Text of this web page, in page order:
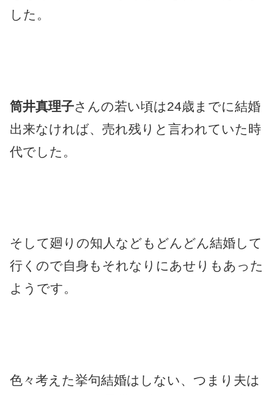
した。
筒井真理子さんの若い頃は24歳までに結婚
出来なければ、売れ残りと言われていた時
代でした。
そして廻りの知人などもどんどん結婚して
行くので自身もそれなりにあせりもあった
ようです。
色々考えた挙句結婚はしない、つまり夫は